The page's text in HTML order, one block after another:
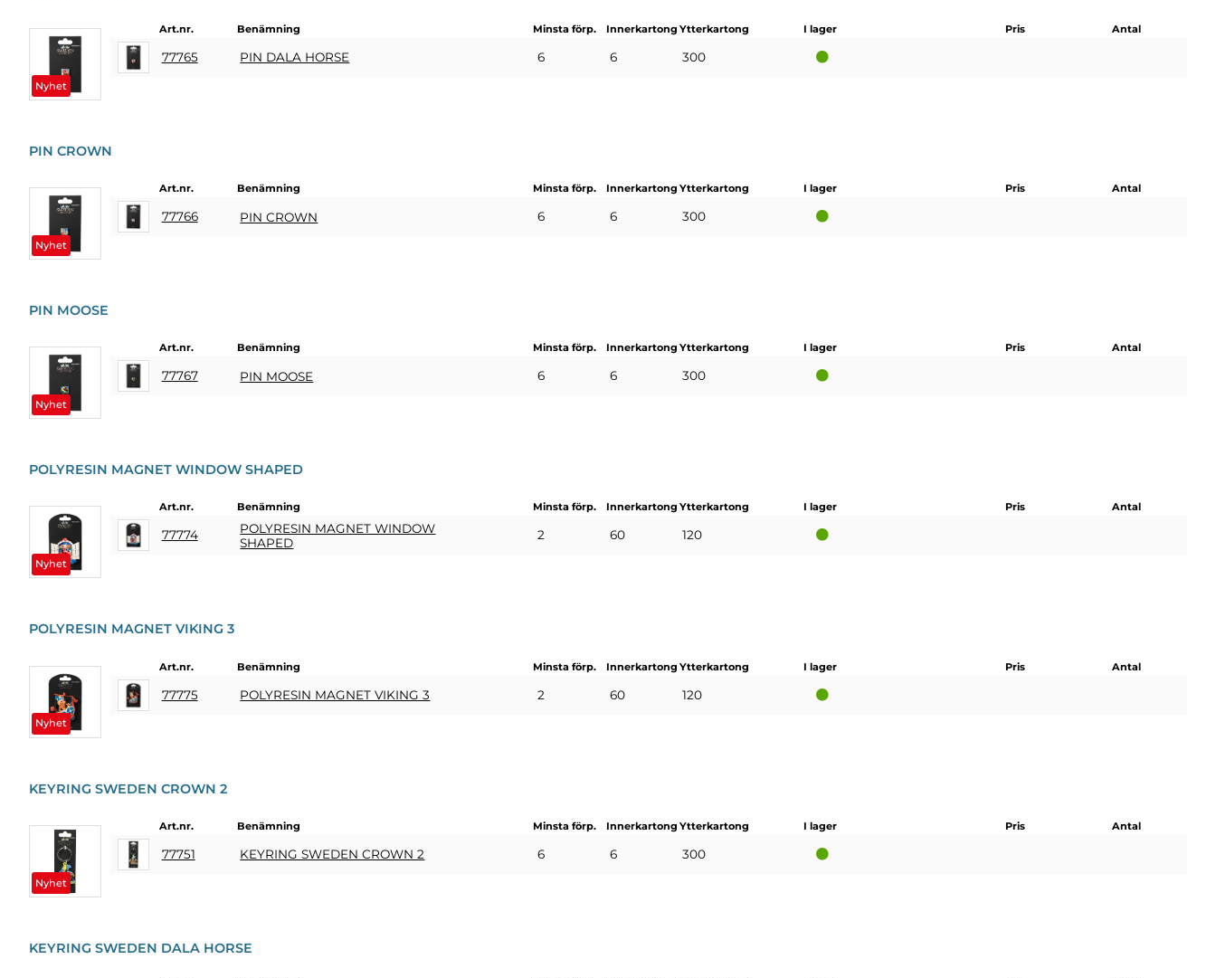
VUXENSPEL
PERSONLIGA
LEK &
PYSSEL
MASKERAD
HEART
HOME
LJUS
SOUVENIRER
& DRINKMIXAR
STÄLL &
DISPLAYER
AFFISCHER
REA
COOKIES
KONTAKT
FAQ
SNABBORDER
FAVORITER
Sverige
Glasögon
Hatt
Nyhet
Art.nr. Benämning Minsta förp. Innerkartong Ytterkartong I lager Pris Antal
77765 PIN DALA HORSE 6 6 300
Nyhet
PIN CROWN
Art.nr. Benämning Minsta förp. Innerkartong Ytterkartong I lager Pris Antal
77766 PIN CROWN 6 6 300
Nyhet
PIN MOOSE
Art.nr. Benämning Minsta förp. Innerkartong Ytterkartong I lager Pris Antal
77767 PIN MOOSE 6 6 300
Nyhet
POLYRESIN MAGNET WINDOW SHAPED
Art.nr. Benämning Minsta förp. Innerkartong Ytterkartong I lager Pris Antal
77774
POLYRESIN MAGNET WINDOW
SHAPED
2 60 120
Nyhet
POLYRESIN MAGNET VIKING 3
Art.nr. Benämning Minsta förp. Innerkartong Ytterkartong I lager Pris Antal
77775 POLYRESIN MAGNET VIKING 3 2 60 120
Nyhet
KEYRING SWEDEN CROWN 2
Art.nr. Benämning Minsta förp. Innerkartong Ytterkartong I lager Pris Antal
77751 KEYRING SWEDEN CROWN 2 6 6 300
KEYRING SWEDEN DALA HORSE